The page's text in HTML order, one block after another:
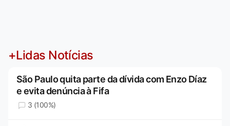
+Lidas Notícias
São Paulo quita parte da dívida com Enzo Díaz
e evita denúncia à Fifa
3 (100%)